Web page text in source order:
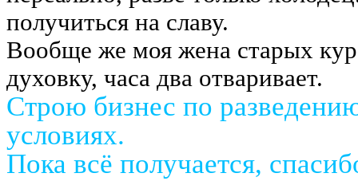
получиться на славу.
Вообще же моя жена старых
духовку, часа два отваривает.
Строю бизнес по
условиях.
Пока всё получается,